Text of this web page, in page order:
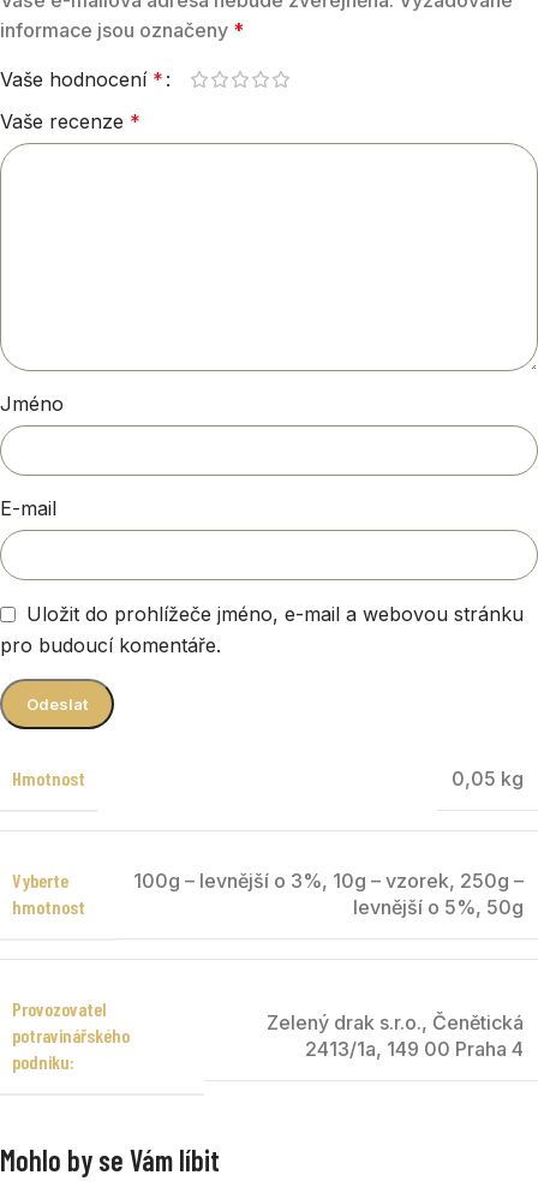
informace jsou označeny *
Vaše hodnocení *
Vaše recenze *
Jméno
E-mail
Uložit do prohlížeče jméno, e-mail a webovou stránku
pro budoucí komentáře.
Hmotnost 0,05 kg
Vyberte
hmotnost
100g – levnější o 3%, 10g – vzorek, 250g –
levnější o 5%, 50g
Provozovatel
potravinářského
podniku:
Zelený drak s.r.o., Čenětická
2413/1a, 149 00 Praha 4
Mohlo by se Vám líbit